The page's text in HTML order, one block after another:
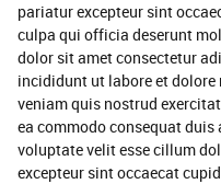
pariatur excepteur sint
culpa qui officia deserunt
dolor sit amet consectetur
incididunt ut labore et
veniam quis nostrud
ea commodo consequat
voluptate velit esse cillum
excepteur sint occaecat